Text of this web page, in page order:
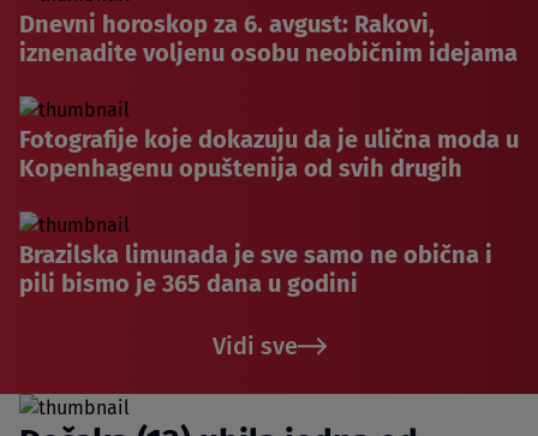
Dnevni horoskop za 6. avgust: Rakovi,
iznenadite voljenu osobu neobičnim idejama
Fotografije koje dokazuju da je ulična moda u
Kopenhagenu opuštenija od svih drugih
Brazilska limunada je sve samo ne obična i
pili bismo je 365 dana u godini
Vidi sve